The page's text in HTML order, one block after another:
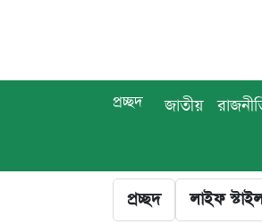
প্রচ্ছদ জাতীয়
প্রচ্ছদ লাইফ